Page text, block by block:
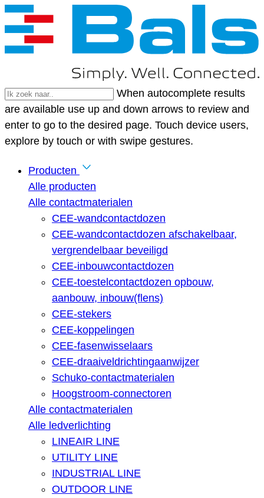
When autocomplete results
are available use up and down arrows to review and
enter to go to the desired page. Touch device users,
explore by touch or with swipe gestures.
Producten
Alle producten
Alle contactmaterialen
CEE-wandcontactdozen
CEE-wandcontactdozen afschakelbaar,
vergrendelbaar beveiligd
CEE-inbouwcontactdozen
CEE-toestelcontactdozen opbouw,
aanbouw, inbouw(flens)
CEE-stekers
CEE-koppelingen
CEE-fasenwisselaars
CEE-draaiveldrichtingaanwijzer
Schuko-contactmaterialen
Hoogstroom-connectoren
Alle contactmaterialen
Alle ledverlichting
LINEAIR LINE
UTILITY LINE
INDUSTRIAL LINE
OUTDOOR LINE